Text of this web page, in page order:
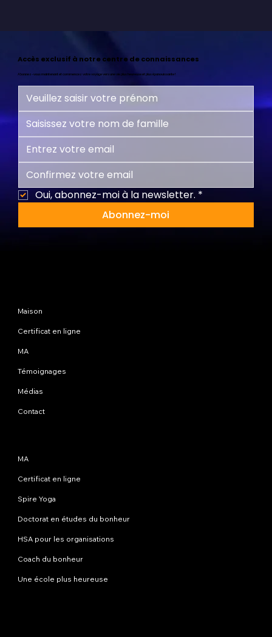
Accès exclusif à notre centre de connaissances
Abonnez-vous maintenant et commencez votre voyage vers une vie plus heureuse et plus épanouissante !
Oui, abonnez-moi à la newsletter. *
Abonnez-moi
Maison
Certificat en ligne
MA
Témoignages
Médias
Contact
MA
Certificat en ligne
Spire Yoga
Doctorat en études du bonheur
HSA pour les organisations
Coach du bonheur
Une école plus heureuse